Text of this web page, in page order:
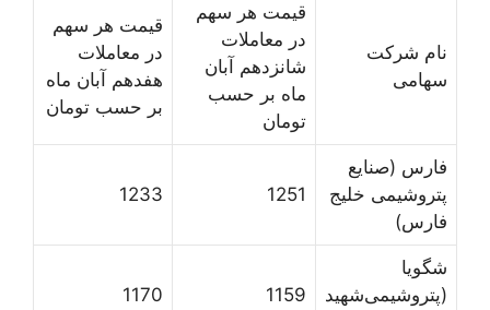
نام شرکت
سهامی
قیمت هر سهم
در معاملات
شانزدهم آبان
ماه بر حسب
تومان
قیمت هر سهم
در معاملات
هفدهم آبان ماه
بر حسب تومان
فارس (صنایع‌
پتروشیمی خلیج
فارس)
1251
1233
شگویا
(پتروشیمی‌شهید
1159
1170